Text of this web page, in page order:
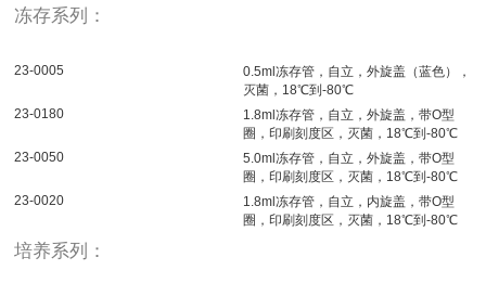
冻存系列：
23-0005
0.5ml冻存管，自立，外旋盖（蓝色），
灭菌，18℃到-80℃
23-0180
1.8ml冻存管，自立，外旋盖，带O型
圈，印刷刻度区，灭菌，18℃到-80℃
23-0050
5.0ml冻存管，自立，外旋盖，带O型
圈，印刷刻度区，灭菌，18℃到-80℃
23-0020
1.8ml冻存管，自立，内旋盖，带O型
圈，印刷刻度区，灭菌，18℃到-80℃
培养系列：